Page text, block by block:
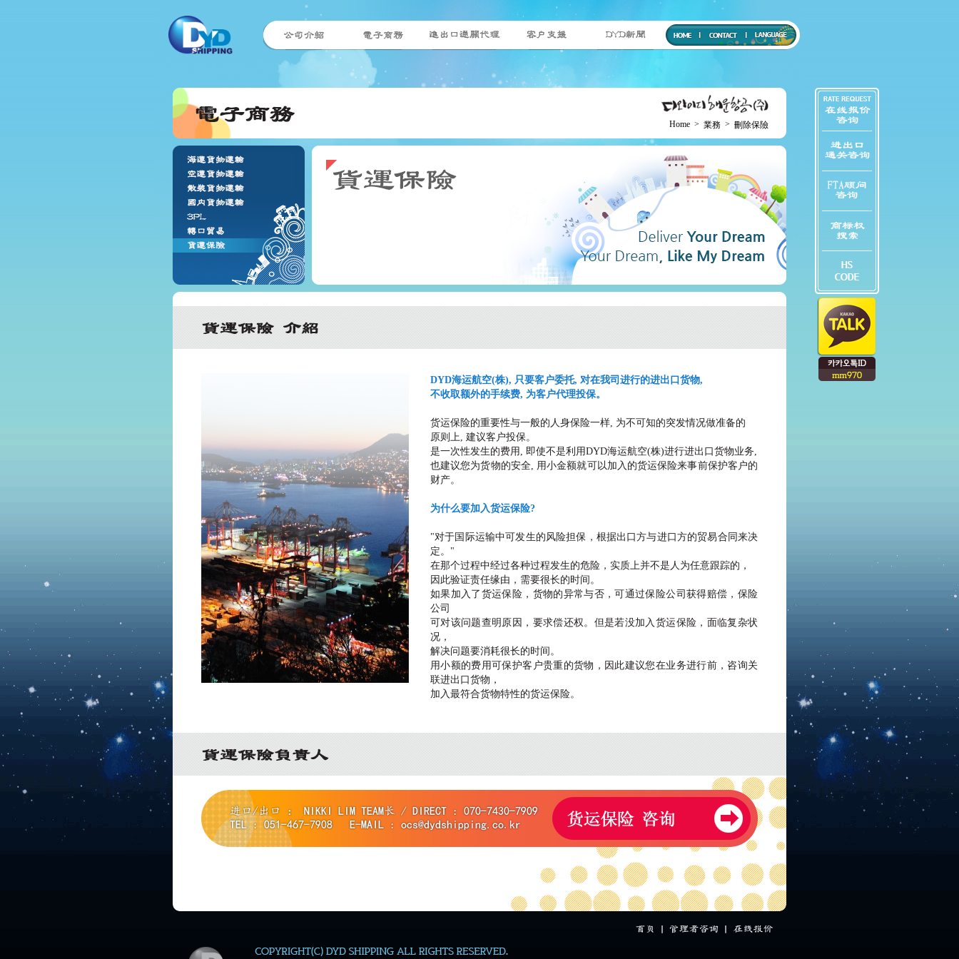
Home > 業務 > 刪除保險
DYD海运航空(株), 只要客户委托, 对在我司进行的进出口货物,
不收取额外的手续费, 为客户代理投保。
货运保险的重要性与一般的人身保险一样, 为不可知的突发情况做准备的
原则上, 建议客户投保。
是一次性发生的费用, 即使不是利用DYD海运航空(株)进行进出口货物业务,
也建议您为货物的安全, 用小金额就可以加入的货运保险来事前保护客户的
财产。
为什么要加入货运保险?
"对于国际运输中可发生的风险担保，根据出口方与进口方的贸易合同来决
定。"
在那个过程中经过各种过程发生的危险，实质上并不是人为任意跟踪的，
因此验证责任缘由，需要很长的时间。
如果加入了货运保险，货物的异常与否，可通过保险公司获得赔偿，保险
公司
可对该问题查明原因，要求偿还权。但是若没加入货运保险，面临复杂状
况，
解决问题要消耗很长的时间。
用小额的费用可保护客户贵重的货物，因此建议您在业务进行前，咨询关
联进出口货物，
加入最符合货物特性的货运保险。